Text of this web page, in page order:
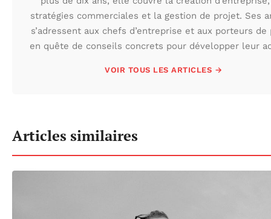
stratégies commerciales et la gestion de projet. Ses
s’adressent aux chefs d’entreprise et aux porteurs de
en quête de conseils concrets pour développer leur
VOIR TOUS LES ARTICLES →
Articles similaires